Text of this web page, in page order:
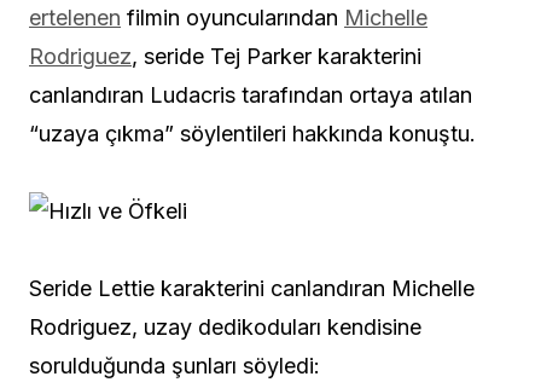
ertelenen filmin oyuncularından Michelle
Rodriguez, seride Tej Parker karakterini
canlandıran Ludacris tarafından ortaya atılan
“uzaya çıkma” söylentileri hakkında konuştu.
Seride Lettie karakterini canlandıran Michelle
Rodriguez, uzay dedikoduları kendisine
sorulduğunda şunları söyledi: